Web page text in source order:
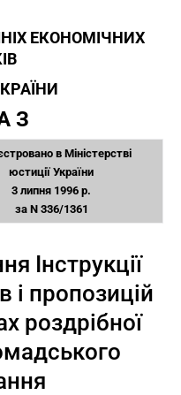
ЕКОНОМІЧНИХ
З
в Міністерстві
юстиції України
3 липня 1996 р.
за N 336/1361
Інструкції
і пропозицій
роздрібної